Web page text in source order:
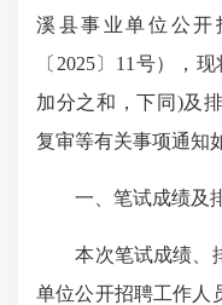
溪县事业单位公开
〔2025〕11号），
加分之和，下同)及
复审等有关事项通知
一、笔试成绩及
本次笔试成绩、排
单位公开招聘工作人